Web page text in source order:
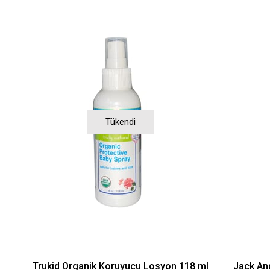
Tükendi
Trukid Organik Koruyucu Losyon 118 ml Jack